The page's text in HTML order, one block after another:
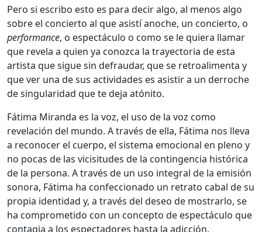
Pero si escribo esto es para decir algo, al menos algo
sobre el concierto al que asistí anoche, un concierto, o
performance, o espectáculo o como se le quiera llamar
que revela a quien ya conozca la trayectoria de esta
artista que sigue sin defraudar, que se retroalimenta y
que ver una de sus actividades es asistir a un derroche
de singularidad que te deja atónito.
Fátima Miranda es la voz, el uso de la voz como
revelación del mundo. A través de ella, Fátima nos lleva
a reconocer el cuerpo, el sistema emocional en pleno y
no pocas de las vicisitudes de la contingencia histórica
de la persona. A través de un uso integral de la emisión
sonora, Fátima ha confeccionado un retrato cabal de su
propia identidad y, a través del deseo de mostrarlo, se
ha comprometido con un concepto de espectáculo que
contagia a los espectadores hasta la adicción.